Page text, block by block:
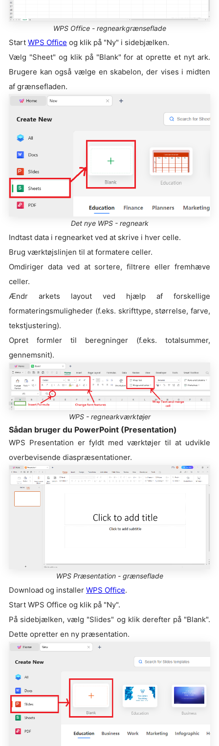
WPS Office - regnearkgrænseflade
Start WPS Office og klik på "Ny" i sidebjælken.
Vælg "Sheet" og klik på "Blank" for at oprette et nyt ark.
Brugere kan også vælge en skabelon, der vises i midten
af grænsefladen.
Det nye WPS - regneark
Indtast data i regnearket ved at skrive i hver celle.
Brug værktøjslinjen til at formatere celler.
Omdiriger data ved at sortere, filtrere eller fremhæve
celler.
Ændr arkets layout ved hjælp af forskellige
formateringsmuligheder (f.eks. skrifttype, størrelse, farve,
tekstjustering).
Opret formler til beregninger (f.eks. totalsummer,
gennemsnit).
WPS - regnearkværktøjer
Sådan bruger du PowerPoint (Presentation)
WPS Presentation er fyldt med værktøjer til at udvikle
overbevisende diaspræsentationer.
WPS Præsentation - grænseflade
Download og installer WPS Office.
Start WPS Office og klik på "Ny".
På sidebjælken, vælg "Slides" og klik derefter på "Blank".
Dette opretter en ny præsentation.